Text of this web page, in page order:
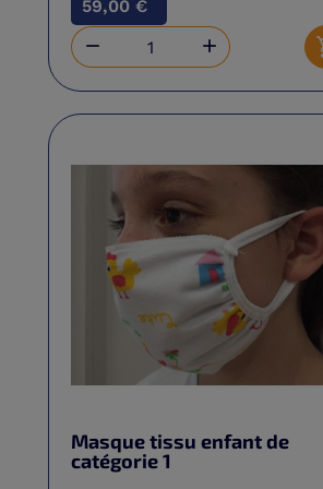
59,00 €
 
Masque tissu enfant de
catégorie 1